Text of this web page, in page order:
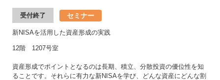
受付終了 セミナー
新NISAを活用した資産形成の実践
12階 1207号室
資産形成でポイントとなるのは長期、積立、分散投資の優位性を知
ることです。それらに有力な新NISAを学び、どんな資産にどんな割